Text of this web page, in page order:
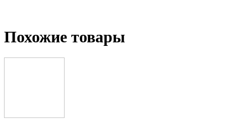
Похожие товары